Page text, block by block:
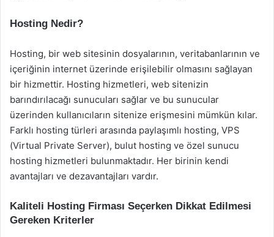
Hosting Nedir?
Hosting, bir web sitesinin dosyalarının, veritabanlarının ve
içeriğinin internet üzerinde erişilebilir olmasını sağlayan
bir hizmettir. Hosting hizmetleri, web sitenizin
barındırılacağı sunucuları sağlar ve bu sunucular
üzerinden kullanıcıların sitenize erişmesini mümkün kılar.
Farklı hosting türleri arasında paylaşımlı hosting, VPS
(Virtual Private Server), bulut hosting ve özel sunucu
hosting hizmetleri bulunmaktadır. Her birinin kendi
avantajları ve dezavantajları vardır.
Kaliteli Hosting Firması Seçerken Dikkat Edilmesi
Gereken Kriterler